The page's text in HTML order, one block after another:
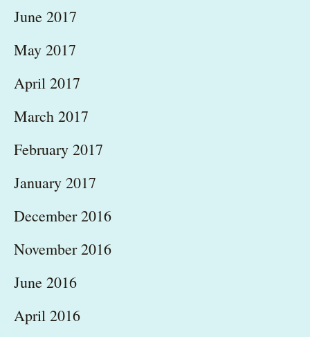
June 2017
May 2017
April 2017
March 2017
February 2017
January 2017
December 2016
November 2016
June 2016
April 2016